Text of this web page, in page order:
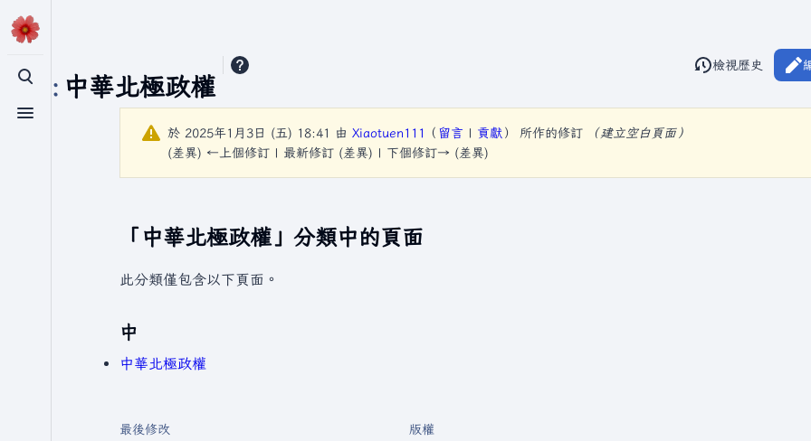
切換搜尋
切換選單
分類 : 中華北極政權
視圖閱讀
檢視歷史
於 2025年1月3日 (五) 18:41 由 Xiaotuen111 （ 留言 | 貢獻 ） 所作的修訂
（建立空白頁面）
(差異) ←上個修訂 | 最新修訂 (差異) | 下個修訂→ (差異)
「中華北極政權」分類中的頁面
此分類僅包含以下頁面。
中
中華北極政權
最後修改
版權